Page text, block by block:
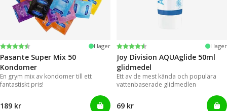
Betyg:
4.2 utav 5 stjärnor I lager
Pasante Super Mix 50
Kondomer
En grym mix av kondomer till ett
fantastiskt pris!
189 kr
Betyg:
4.6 utav 5 stjärnor I lager
Joy Division AQUAglide 50ml
glidmedel
Ett av de mest kända och populära
vattenbaserade glidmedlen
69 kr